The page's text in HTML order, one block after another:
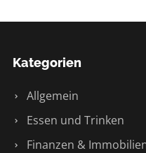
Kategorien
Allgemein
Essen und Trinken
Finanzen &